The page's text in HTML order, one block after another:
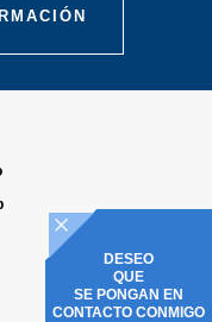
DESEO
QUE
SE PONGAN EN
CONTACTO CONMIGO